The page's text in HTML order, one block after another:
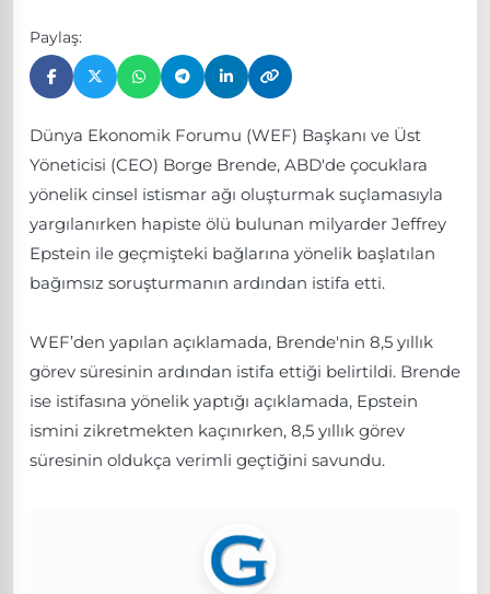
Paylaş:
Dünya Ekonomik Forumu (WEF) Başkanı ve Üst
Yöneticisi (CEO) Borge Brende, ABD'de çocuklara
yönelik cinsel istismar ağı oluşturmak suçlamasıyla
yargılanırken hapiste ölü bulunan milyarder Jeffrey
Epstein ile geçmişteki bağlarına yönelik başlatılan
bağımsız soruşturmanın ardından istifa etti.
WEF’den yapılan açıklamada, Brende'nin 8,5 yıllık
görev süresinin ardından istifa ettiği belirtildi. Brende
ise istifasına yönelik yaptığı açıklamada, Epstein
ismini zikretmekten kaçınırken, 8,5 yıllık görev
süresinin oldukça verimli geçtiğini savundu.